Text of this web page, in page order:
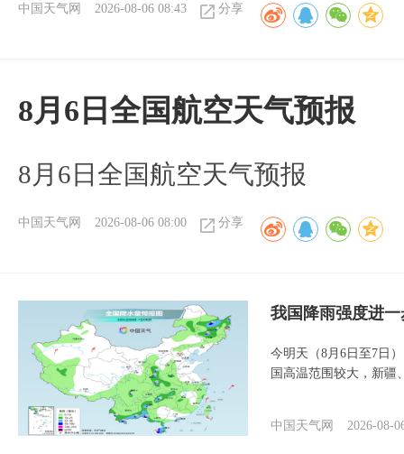
中国天气网 2026-08-06 08:43 分享
8月6日全国航空天气预报
8月6日全国航空天气预报
中国天气网 2026-08-06 08:00 分享
我国降雨强度进
今明天（8月6日至7日
国高温范围较大，新疆
中国天气网 2026-08-